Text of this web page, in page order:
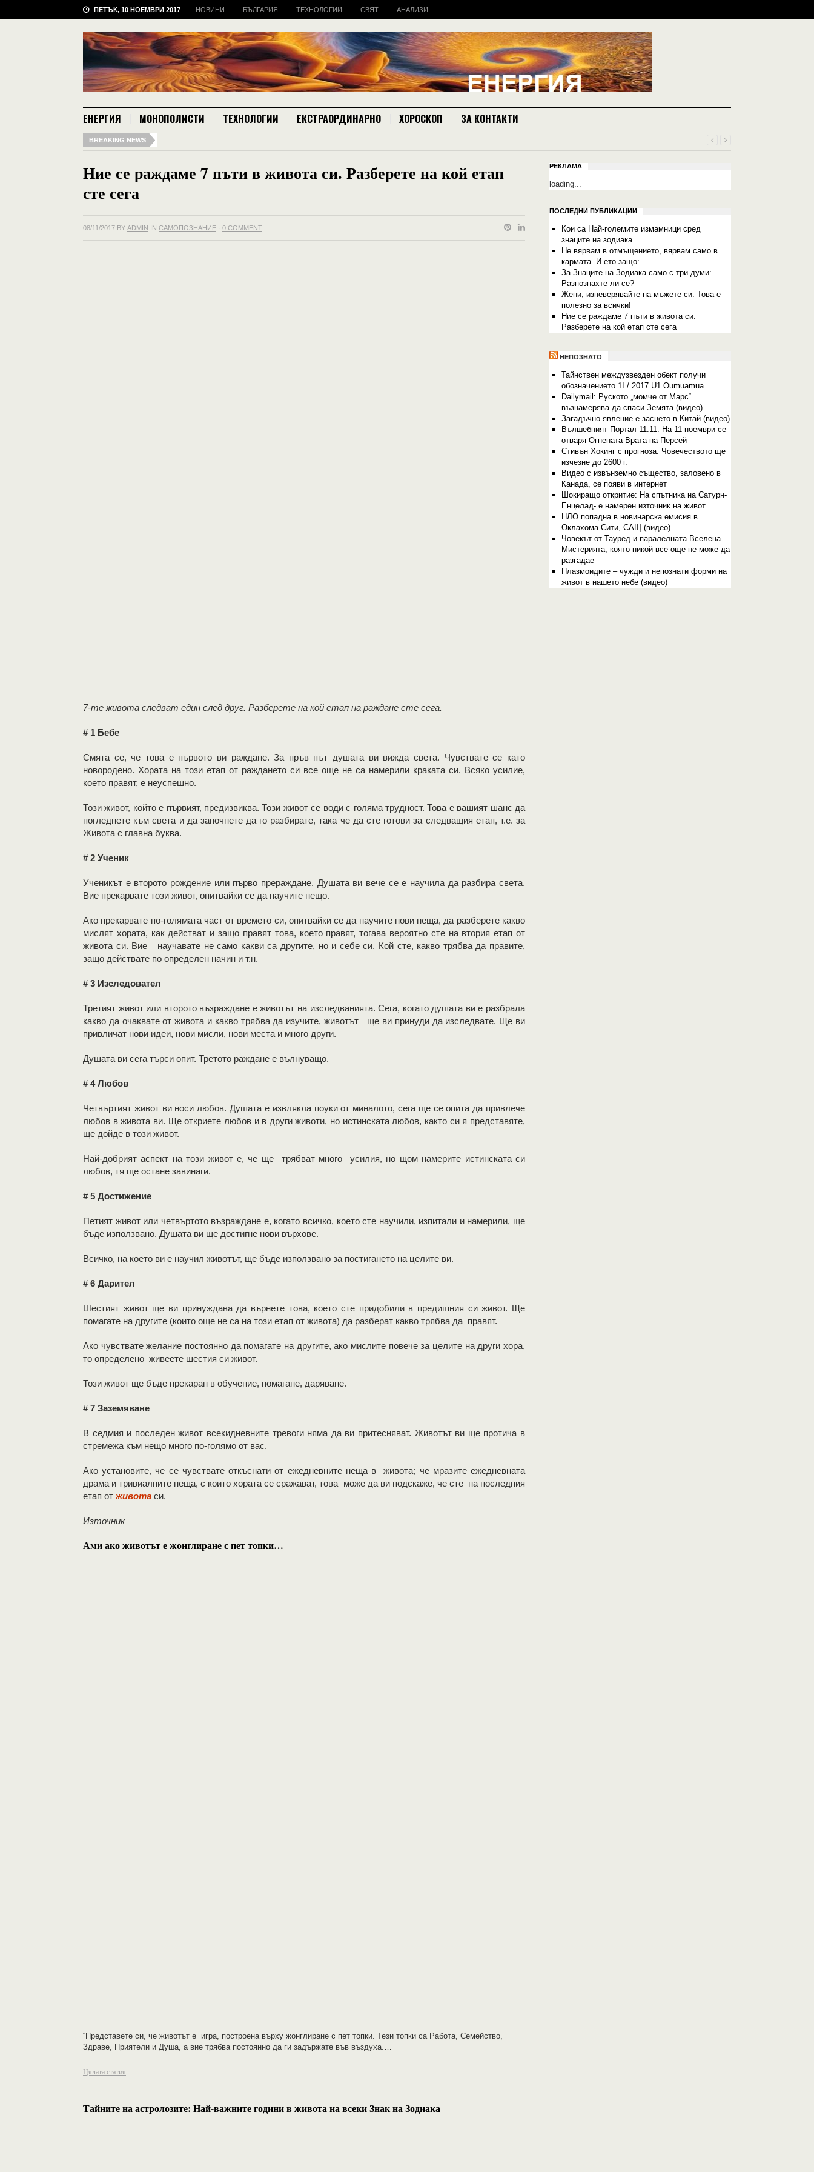
ПЕТЪК, 10 НОЕМВРИ 2017 НОВИНИ БЪЛГАРИЯ ТЕХНОЛОГИИ СВЯТ АНАЛИЗИ
ЕНЕРГИЯ МОНОПОЛИСТИ ТЕХНОЛОГИИ ЕКСТРАОРДИНАРНО ХОРОСКОП ЗА КОНТАКТИ
BREAKING NEWS
Ние се раждаме 7 пъти в живота си. Разберете на кой етап
сте сега
08/11/2017 BY ADMIN IN САМОПОЗНАНИЕ · 0 COMMENT
7-те живота следват един след друг. Разберете на кой етап на раждане сте сега.
# 1 Бебе
Смята се, че това е първото ви раждане. За пръв път душата ви вижда света. Чувствате се като
новородено. Хората на този етап от раждането си все още не са намерили краката си. Всяко усилие,
което правят, е неуспешно.
Този живот, който е първият, предизвиква. Този живот се води с голяма трудност. Това е вашият шанс да
погледнете към света и да започнете да го разбирате, така че да сте готови за следващия етап, т.е. за
Живота с главна буква.
# 2 Ученик
Ученикът е второто рождение или първо прераждане. Душата ви вече се е научила да разбира света.
Вие прекарвате този живот, опитвайки се да научите нещо.
Ако прекарвате по-голямата част от времето си, опитвайки се да научите нови неща, да разберете какво
мислят хората, как действат и защо правят това, което правят, тогава вероятно сте на втория етап от
живота си. Вие научавате не само какви са другите, но и себе си. Кой сте, какво трябва да правите,
защо действате по определен начин и т.н.
# 3 Изследовател
Третият живот или второто възраждане е животът на изследванията. Сега, когато душата ви е разбрала
какво да очаквате от живота и какво трябва да изучите, животът ще ви принуди да изследвате. Ще ви
привличат нови идеи, нови мисли, нови места и много други.
Душата ви сега търси опит. Третото раждане е вълнуващо.
# 4 Любов
Четвъртият живот ви носи любов. Душата е извлякла поуки от миналото, сега ще се опита да привлече
любов в живота ви. Ще откриете любов и в други животи, но истинската любов, както си я представяте,
ще дойде в този живот.
Най-добрият аспект на този живот е, че ще трябват много усилия, но щом намерите истинската си
любов, тя ще остане завинаги.
# 5 Достижение
Петият живот или четвъртото възраждане е, когато всичко, което сте научили, изпитали и намерили, ще
бъде използвано. Душата ви ще достигне нови върхове.
Всичко, на което ви е научил животът, ще бъде използвано за постигането на целите ви.
# 6 Дарител
Шестият живот ще ви принуждава да върнете това, което сте придобили в предишния си живот. Ще
помагате на другите (които още не са на този етап от живота) да разберат какво трябва да правят.
Ако чувствате желание постоянно да помагате на другите, ако мислите повече за целите на други хора,
то определено живеете шестия си живот.
Този живот ще бъде прекаран в обучение, помагане, даряване.
# 7 Заземяване
В седмия и последен живот всекидневните тревоги няма да ви притесняват. Животът ви ще протича в
стремежа към нещо много по-голямо от вас.
Ако установите, че се чувствате откъснати от ежедневните неща в живота; че мразите ежедневната
драма и тривиалните неща, с които хората се сражават, това може да ви подскаже, че сте на последния
етап от живота си.
Източник
Ами ако животът е жонглиране с пет топки…
“Представете си, че животът е игра, построена върху жонглиране с пет топки. Тези топки са Работа, Семейство,
Здраве, Приятели и Душа, а вие трябва постоянно да ги задържате във въздуха.…
Цялата статия
Тайните на астролозите: Най-важните години в живота на всеки Знак на Зодиака
РЕКЛАМА
loading...
ПОСЛЕДНИ ПУБЛИКАЦИИ
Кои са Най-големите измамници сред
знаците на зодиака
Не вярвам в отмъщението, вярвам само в
кармата. И ето защо:
За Знаците на Зодиака само с три думи:
Разпознахте ли се?
Жени, изневерявайте на мъжете си. Това е
полезно за всички!
Ние се раждаме 7 пъти в живота си.
Разберете на кой етап сте сега
НЕПОЗНАТО
Тайнствен междузвезден обект получи
обозначението 1I / 2017 U1 Oumuamua
Dailymail: Руското „момче от Марс“
възнамерява да спаси Земята (видео)
Загадъчно явление е заснето в Китай (видео)
Вълшебният Портал 11:11. На 11 ноември се
отваря Огнената Врата на Персей
Стивън Хокинг с прогноза: Човечеството ще
изчезне до 2600 г.
Видео с извънземно същество, заловено в
Канада, се появи в интернет
Шокиращо откритие: На спътника на Сатурн-
Енцелад- е намерен източник на живот
НЛО попадна в новинарска емисия в
Оклахома Сити, САЩ (видео)
Човекът от Тауред и паралелната Вселена –
Мистерията, която никой все още не може да
разгадае
Плазмоидите – чужди и непознати форми на
живот в нашето небе (видео)